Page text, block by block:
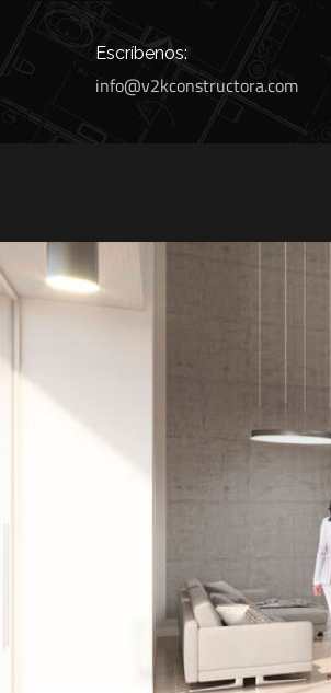
Escríbenos:
info@v2kconstructora.com